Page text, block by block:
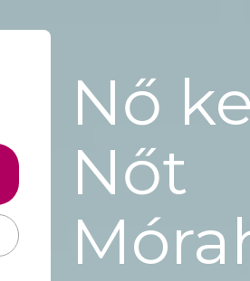
Nő
Nőt